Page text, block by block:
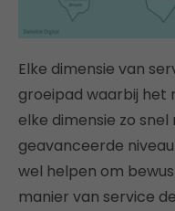
Elke dimensie van
groeipad waarbij het
elke dimensie zo
geavanceerde
wel helpen om
manier van service